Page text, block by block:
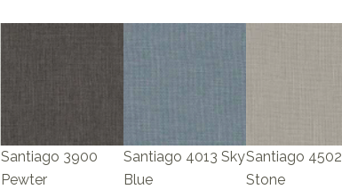
Santiago 3900
Pewter
Santiago 4013 Sky
Blue
Santiago 4502
Stone